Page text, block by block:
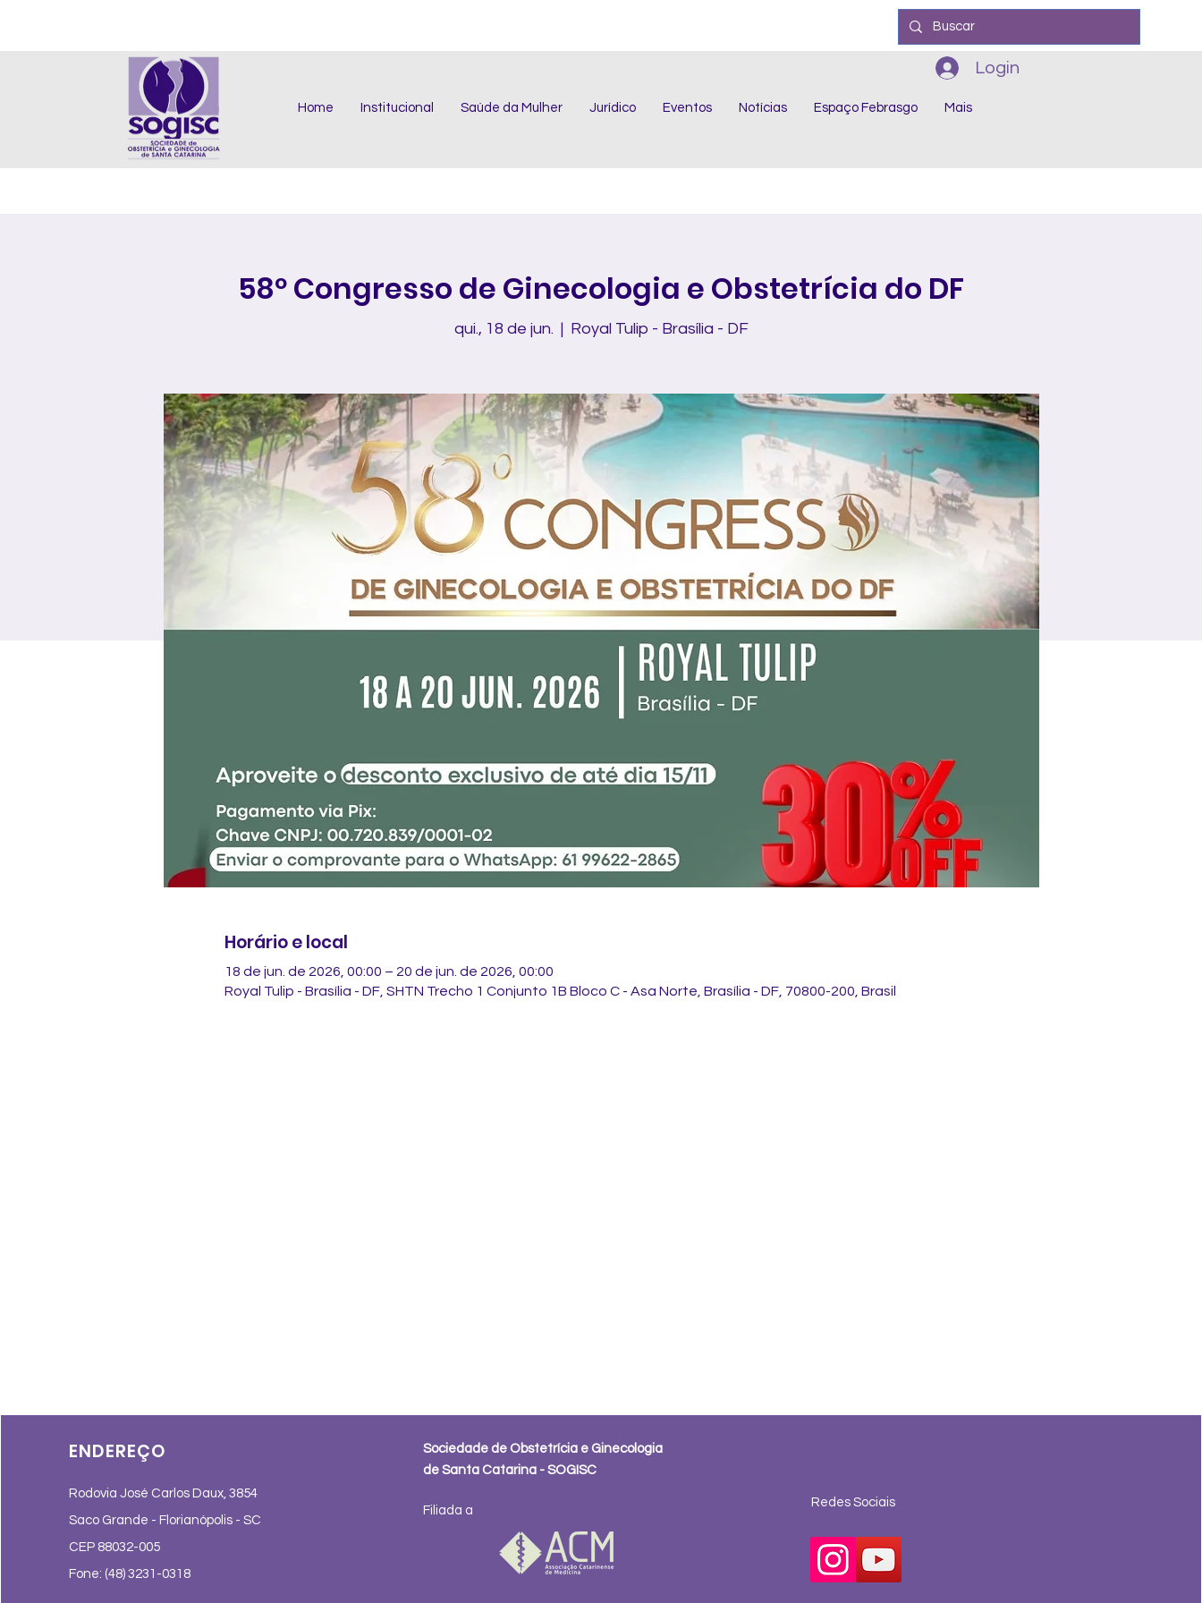
Home Institucional Saúde da Mulher Jurídico Eventos Notícias Espaço Febrasgo Mais
Login
58º Congresso de Ginecologia e Obstetrícia do DF
qui., 18 de jun.
  |
Royal Tulip - Brasília - DF
Horário e local
18 de jun. de 2026, 00:00 – 20 de jun. de 2026, 00:00
Royal Tulip - Brasília - DF, SHTN Trecho 1 Conjunto 1B Bloco C - Asa Norte, Brasília - DF, 70800-200, Brasil
ENDEREÇO
Rodovia José Carlos Daux, 3854
Saco Grande - Florianópolis - SC
CEP 88032-005
Fone: (48) 3231-0318
Sociedade de Obstetrícia e Ginecologia
de Santa Catarina - SOGISC
Filiada a
Redes Sociais